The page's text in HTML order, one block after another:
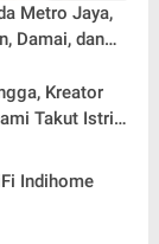
Metro Jaya,
Damai, dan
Kreator
Takut Istri
Indihome